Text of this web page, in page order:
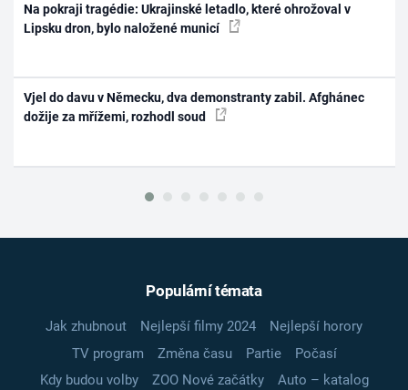
Na pokraji tragédie: Ukrajinské letadlo, které ohrožoval v
Lipsku dron, bylo naložené municí
Vjel do davu v Německu, dva demonstranty zabil. Afghánec
dožije za mřížemi, rozhodl soud
Populární témata
Jak zhubnout Nejlepší filmy 2024
Nejlepší horory
TV program
Změna času Partie
Počasí
Kdy budou volby
ZOO Nové začátky
Auto – katalog